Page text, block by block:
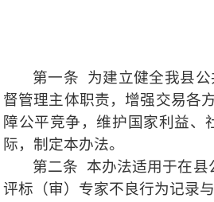
第一条
为建立健全我县
督管理主体职责，增强交易各
障公平竞争，维护国家利益、
际，制定本办法。
第二条
本办法适用于在县
评标（审）专家不良行为记录与